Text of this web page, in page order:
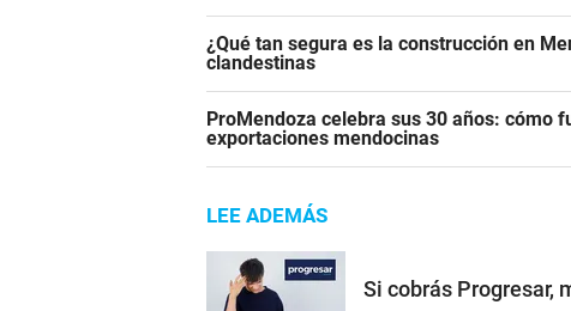
¿Qué tan segura es la construcción en
clandestinas
ProMendoza celebra sus 30 años: cómo
exportaciones mendocinas
LEE ADEMÁS
Si cobrás Progresar,